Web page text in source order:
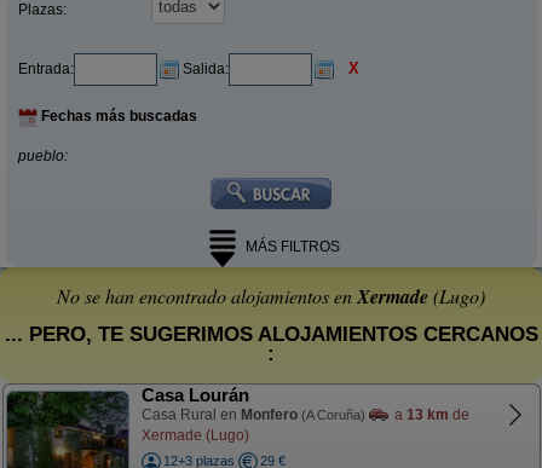
Plazas:
Entrada: Salida: X
Fechas más buscadas
pueblo:
MÁS FILTROS
No se han encontrado alojamientos enXermade(Lugo)
... PERO, TE SUGERIMOS ALOJAMIENTOS CERCANOS
:
Casa Lourán
Casa Rural en Monfero (A Coruña) a 13 km de
Xermade (Lugo)
12+3 plazas
29 €